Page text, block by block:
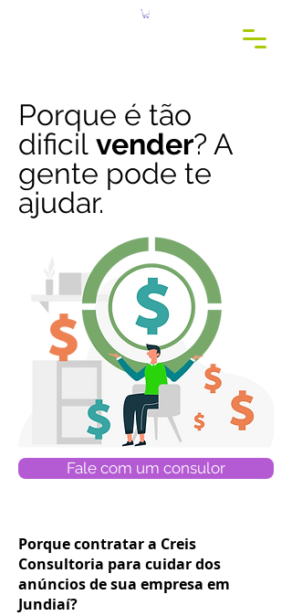
eis onsu
Porque é tão
dificil vender? A
gente pode te
ajudar.
Fale com um consulor
Porque contratar a Creis
Consultoria para cuidar dos
anúncios de sua empresa em
Jundiaí?